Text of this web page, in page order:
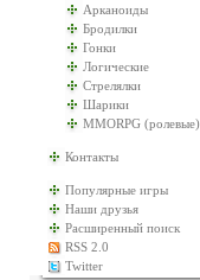
Арканоиды
Бродилки
Гонки
Логические
Стрелялки
Шарики
MMORPG (ролевые)
Контакты
Популярные игры
Наши друзья
Расширенный поиск
RSS 2.0
Twitter